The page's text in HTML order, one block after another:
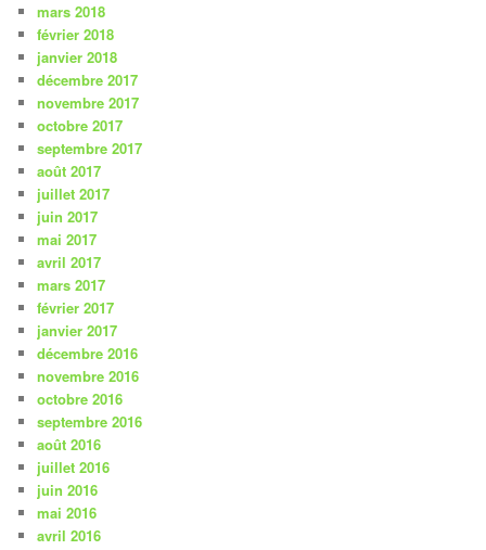
mars 2018
février 2018
janvier 2018
décembre 2017
novembre 2017
octobre 2017
septembre 2017
août 2017
juillet 2017
juin 2017
mai 2017
avril 2017
mars 2017
février 2017
janvier 2017
décembre 2016
novembre 2016
octobre 2016
septembre 2016
août 2016
juillet 2016
juin 2016
mai 2016
avril 2016